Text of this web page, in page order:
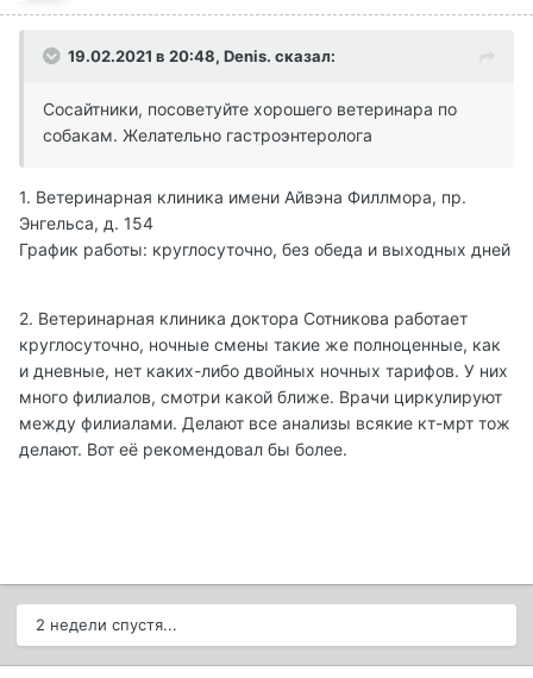
19.02.2021 в 20:48, Denis. сказал:
Сосайтники, посоветуйте хорошего ветеринара по
собакам. Желательно гастроэнтеролога
1. Ветеринарная клиника имени Айвэна Филлмора, пр.
Энгельса, д. 154
График работы: круглосуточно, без обеда и выходных дней
2. Ветеринарная клиника доктора Сотникова работает
круглосуточно, ночные смены такие же полноценные, как
и дневные, нет каких-либо двойных ночных тарифов. У них
много филиалов, смотри какой ближе. Врачи циркулируют
между филиалами. Делают все анализы всякие кт-мрт тож
делают. Вот её рекомендовал бы более.
2 недели спустя...